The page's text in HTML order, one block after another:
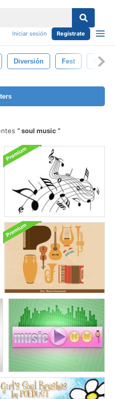
Iniciar sesión Regístrate
Diversión Fest
soul music